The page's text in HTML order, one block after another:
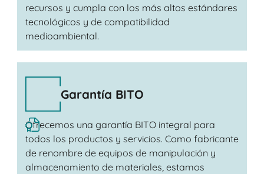
recursos y cumpla con los más altos estándares
tecnológicos y de compatibilidad
medioambiental.
Garantía BITO
Ofrecemos una garantía BITO integral para
todos los productos y servicios. Como fabricante
de renombre de equipos de manipulación y
almacenamiento de materiales, estamos